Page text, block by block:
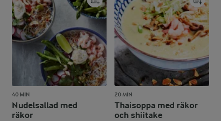
40 MIN
Nudelsallad med
räkor
20 MIN
Thaisoppa med räkor
och shiitake